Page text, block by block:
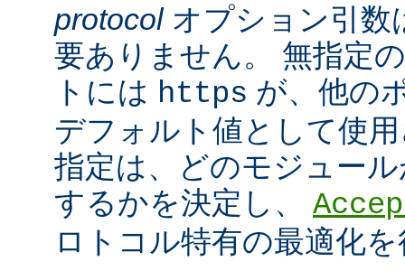
protocolオプション引数
要ありません。 無指定
トには https が、他の
デフォルト値として使
指定は、どのモジュー
するかを決定し、
ロトコル特有の最適化